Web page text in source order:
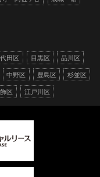
田区 目黒区 品川区
中野区 豊島区 杉並区
区 江戸川区